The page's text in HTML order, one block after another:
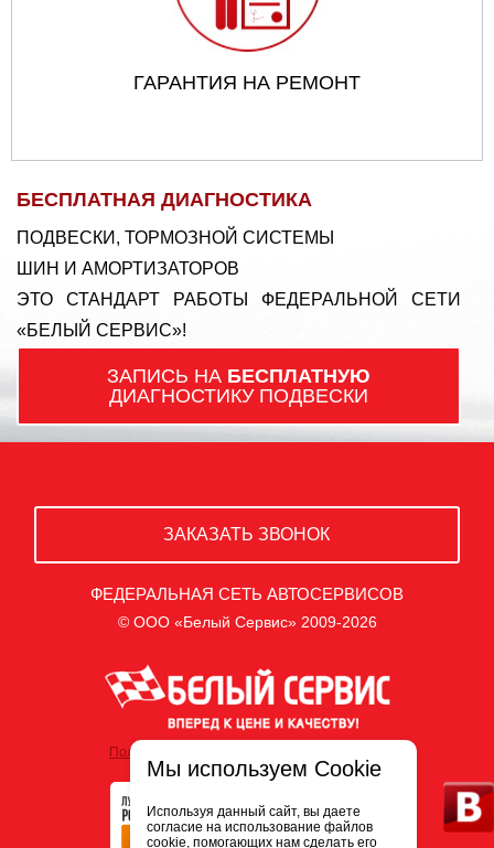
ГАРАНТИЯ НА РЕМОНТ
БЕСПЛАТНАЯ ДИАГНОСТИКА
ПОДВЕСКИ, ТОРМОЗНОЙ СИСТЕМЫ
ШИН И АМОРТИЗАТОРОВ
ЭТО СТАНДАРТ РАБОТЫ ФЕДЕРАЛЬНОЙ СЕТИ
«БЕЛЫЙ СЕРВИС»!
ЗАПИСЬ НА БЕСПЛАТНУЮ
ДИАГНОСТИКУ ПОДВЕСКИ
ЗАКАЗАТЬ ЗВОНОК
ФЕДЕРАЛЬНАЯ СЕТЬ АВТОСЕРВИСОВ
© ООО «Белый Сервис» 2009-2026
Политика обработки персональных данных
Мы используем Cookie
Используя данный сайт, вы даете
согласие на использование файлов
cookie, помогающих нам сделать его